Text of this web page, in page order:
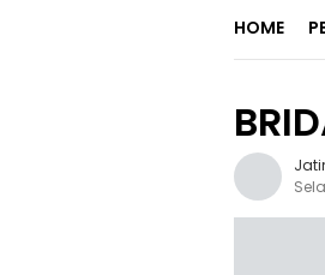
HOME